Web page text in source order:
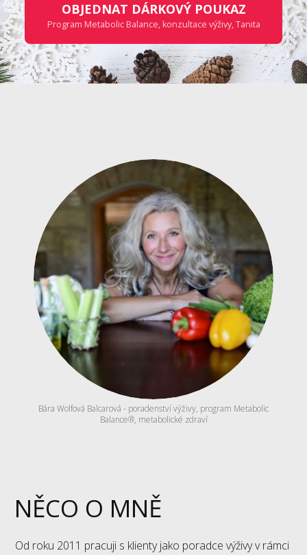
OBJEDNAT DÁRKOVÝ POUKAZ
Program Metabolic Balance, konzultace výživy, Tanita
Bára Wolfová Balcarová - poradenství výživy, program Metabolic
Balance®, metabolické zdraví
NĚCO O MNĚ
Od roku 2011 pracuji s klienty jako poradce výživy v rámci